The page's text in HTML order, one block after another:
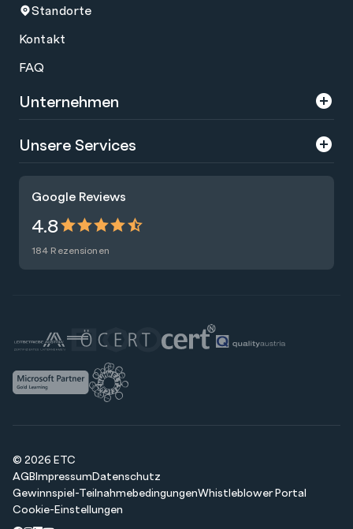
Google Reviews
4.8
184 Rezensionen
Standorte
Kontakt
FAQ
Unternehmen
Über uns
Presse
Nachhaltigkeit
Blog
Unsere Services
Raummiete
© 2026 ETC
AGBImpressumDatenschutz
Gewinnspiel-TeilnahmebedingungenWhistleblower Portal
Cookie-Einstellungen